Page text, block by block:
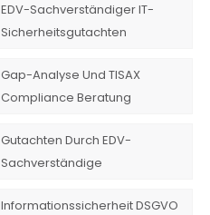
EDV-Sachverständiger IT-
Sicherheitsgutachten
Gap-Analyse Und TISAX
Compliance Beratung
Gutachten Durch EDV-
Sachverständige
Informationssicherheit DSGVO